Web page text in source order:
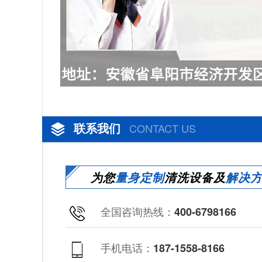
联系我们 CONTACT US
为您量身定制清洗设备及解决
全国咨询热线： 400-6798166
手机电话： 187-1558-8166